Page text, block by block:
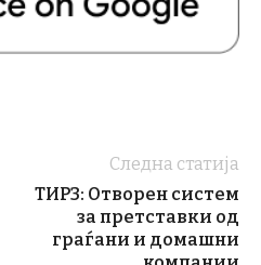
Следна статија
ТИРЗ: Отворен систем
за претставки од
граѓани и домашни